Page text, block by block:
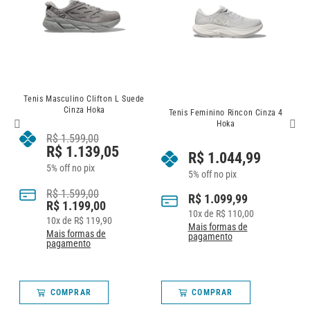
Tenis Feminino Rincon Cinza 4
R$ 1.044,99
5% off no pix
R$1.099,99
10x deR$ 110,00
Mais formas de
pagamento
COMPRAR
Slide 3 Hoka
R$ 398,05
5% off no pix
R$599,00
R$ 419,00
4 x deR$104,75
Mais formas de
pagamento
COMPRAR